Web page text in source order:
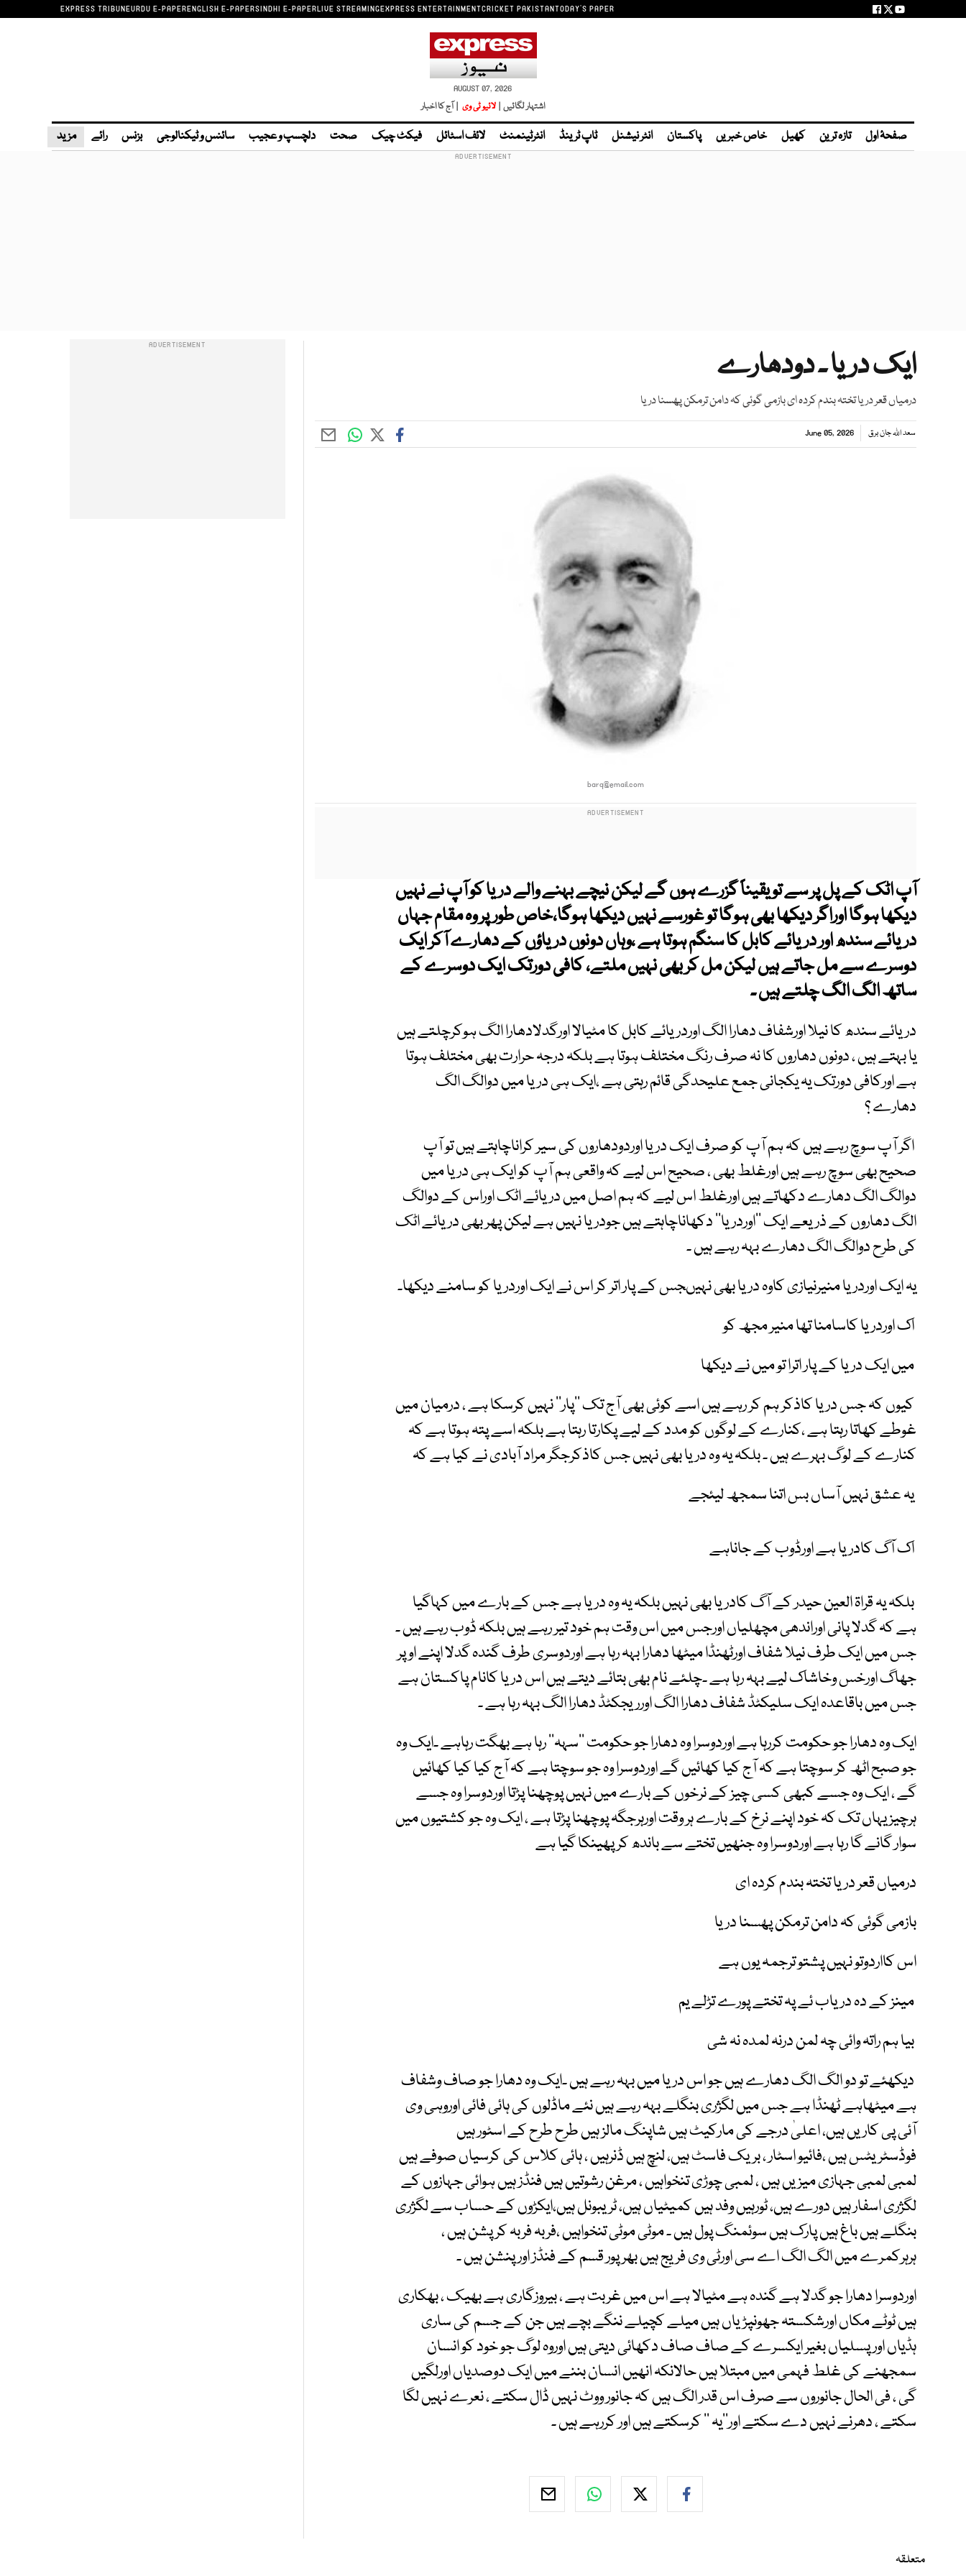
EXPRESS TRIBUNEURDU E-PAPERENGLISH E-PAPERSINDHI E-PAPERLIVE STREAMINGEXPRESS ENTERTAINMENTCRICKET PAKISTANTODAY'S PAPER
AUGUST 07, 2026
اشتہار لگائیں | لائیو ٹی وی | آج کا اخبار
صفحۂ اول تازہ ترین کھیل خاص خبریں پاکستان انٹر نیشنل ٹاپ ٹرینڈ انٹرٹینمنٹ لائف اسٹائل فیکٹ چیک صحت دلچسپ و عجیب سائنس و ٹیکنالوجی بزنس رائے مزید
ایک دریا ۔ دودھارے
درمیاں قعر دریا تختہ بندم کردہ ای بازمی گوئی کہ دامن ترمکن پھسنا دریا
سعد اللہ جان برق June 05, 2026
barq@email.com
آپ اٹک کے پل پر سے تو یقیناً گزرے ہوں گے لیکن نیچے بہنے والے دریا کو آپ نے نہیں
دیکھا ہوگا اوراگر دیکھا بھی ہوگا تو غورسے نہیں دیکھا ہوگا،خاص طورپر وہ مقام جہاں
دریائے سندھ اور دریائے کابل کا سنگم ہوتا ہے ،وہاں دونوں دریاؤں کے دھارے آکر ایک
دوسرے سے مل جاتے ہیں لیکن مل کر بھی نہیں ملتے، کافی دورتک ایک دوسرے کے
ساتھ الگ الگ چلتے ہیں ۔
دریائے سندھ کا نیلا اورشفاف دھارا الگ اوردریائے کابل کا مٹیالا اورگدلادھارا الگ ہوکرچلتے ہیں
یا بہتے ہیں ، دونوں دھاروں کا نہ صرف رنگ مختلف ہوتا ہے بلکہ درجہ حرارت بھی مختلف ہوتا
ہے اورکافی دورتک یہ یکجانی جمع علیحدگی قائم رہتی ہے ،ایک ہی دریا میں دوالگ الگ
دھارے ؟
اگر آپ سوچ رہے ہیں کہ ہم آپ کو صرف ایک دریا اوردودھاروں کی سیر کراناچاہتے ہیں تو آپ
صحیح بھی سوچ رہے ہیں اورغلط بھی ، صحیح اس لیے کہ واقعی ہم آپ کو ایک ہی دریا میں
دوالگ الگ دھارے دکھاتے ہیں اورغلط اس لیے کہ ہم اصل میں دریائے اٹک اوراس کے دوالگ
الگ دھاروں کے ذریعے ایک ’’اوردریا‘‘ دکھاناچاہتے ہیں جودریا نہیں ہے لیکن پھر بھی دریائے اٹک
کی طرح دوالگ الگ دھارے بہہ رہے ہیں ۔
یہ ایک اوردریا منیرنیازی کاوہ دریا بھی نہیںجس کے پار اتر کر اس نے ایک اوردریا کو سامنے دیکھا۔
اک اوردریا کاسامنا تھا منیر مجھ کو
میں ایک دریا کے پار اترا تو میں نے دیکھا
کیوں کہ جس دریا کاذکر ہم کر رہے ہیں اسے کوئی بھی آج تک ’’پار‘‘ نہیں کرسکا ہے ، درمیان میں
غوطے کھاتا رہتا ہے ،کنارے کے لوگوں کو مدد کے لیے پکارتا رہتا ہے بلکہ اسے پتہ ہوتا ہے کہ
کنارے کے لوگ بہرے ہیں ۔ بلکہ یہ وہ دریا بھی نہیں جس کاذکرجگر مراد آبادی نے کیا ہے کہ
یہ عشق نہیں آساں بس اتنا سمجھ لیئجے
اک آگ کادریا ہے اورڈوب کے جاناہے
بلکہ یہ قراۃ العین حیدر کے آگ کادریا بھی نہیں بلکہ یہ وہ دریا ہے جس کے بارے میں کہاگیا
ہے کہ گدلا پانی اوراندھی مچھلیاں اورجس میں اس وقت ہم خود تیر رہے ہیں بلکہ ڈوب رہے ہیں ۔
جس میں ایک طرف نیلا شفاف اورٹھنڈا میٹھا دھارا بہہ رہا ہے اوردوسری طرف گندہ گدلا اپنے اوپر
جھاگ اورخس وخاشاک لیے بہہ رہا ہے ۔چلئے نام بھی بتائے دیتے ہیں اس دریا کانام پاکستان ہے
جس میں باقاعدہ ایک سلیکٹڈ شفاف دھارا الگ اورریجکٹڈ دھارا الگ بہہ رہا ہے ۔
ایک وہ دھارا جو حکومت کررہا ہے اوردوسرا وہ دھارا جو حکومت ’’سہہ‘‘ رہا ہے بھگت رہاہے ۔ایک وہ
جو صبح اٹھ کر سوچتا ہے کہ آج کیا کھائیں گے اوردوسرا وہ جو سوچتا ہے کہ آج کیا کیا کھائیں
گے ، ایک وہ جسے کبھی کسی چیز کے نرخوں کے بارے میں نہیں پوچھنا پڑتا اوردوسرا وہ جسے
ہرچیز یہاں تک کہ خود اپنے نرخ کے بارے ہر وقت اورہرجگہ پوچھنا پڑتا ہے ، ایک وہ جو کشتیوں میں
سوار گانے گا رہا ہے اوردوسرا وہ جنھیں تختے سے باندھ کرپھینکا گیا ہے
درمیاں قعر دریا تختہ بندم کردہ ای
بازمی گوئی کہ دامن ترمکن پھسنا دریا
اس کااردوتو نہیں پشتو ترجمہ یوں ہے
مینز کے دہ دریاب ئے پہ تختے پورے تڑلے یم
بیا ہم راتہ وائی چہ لمن درنہ لمدہ نہ شی
دیکھئے تو دو الگ الگ دھارے ہیں جو اس دریا میں بہہ رہے ہیں ۔ایک وہ دھارا جو صاف وشفاف
ہے میٹھاہے ٹھنڈا ہے جس میں لگژری بنگلے بہہ رہے ہیں نئے ماڈلوں کی ہائی فائی اوروہی وی
آئی پی کاریں ہیں، اعلیٰ درجے کی مارکیٹ ہیں شاپنگ مالز ہیں طرح طرح کے اسٹور ہیں
فوڈسٹریٹس ہیں ،فائیو اسٹار ، بریک فاسٹ ہیں، لنچ ہیں ڈنرہیں ، ہائی کلاس کی کرسیاں صوفے ہیں
لمبی لمبی جہازی میزیں ہیں ، لمبی چوڑی تنخواہیں ، مرغن رشوتیں ہیں فنڈز ہیں ہوائی جہازوں کے
لگژری اسفار ہیں دورے ہیں، ٹورہیں وفد ہیں کمیٹیاں ہیں، ٹریبونل ہیں،ایکڑوں کے حساب سے لگژری
بنگلے ہیں باغ ہیں پارک ہیں سوئمنگ پول ہیں ۔ موٹی موٹی تنخواہیں ،فربہ فربہ کرپشن ہیں ،
ہرہرکمرے میں الگ الگ اے سی اورٹی وی فریج ہیں بھرپور قسم کے فنڈز اورپنشن ہیں ۔
اوردوسرا دھارا جو گدلا ہے گندہ ہے مٹیالا ہے اس میں غربت ہے ، بیروزگاری ہے بھیک ، بھکاری
ہیں ٹوٹے مکاں اورشکستہ جھونپڑیاں ہیں میلے کچیلے ننگے بچے ہیں جن کے جسم کی ساری
ہڈیاں اورپسلیاں بغیر ایکسرے کے صاف صاف دکھائی دیتی ہیں اوروہ لوگ جو خود کو انسان
سمجھنے کی غلط فہمی میں مبتلا ہیں حالانکہ انھیں انسان بننے میں ایک دوصدیاں اورلگیں
گی ، فی الحال جانوروں سے صرف اس قدر الگ ہیں کہ جانور ووٹ نہیں ڈال سکتے ، نعرے نہیں لگا
سکتے ، دھرنے نہیں دے سکتے اور’’یہ ‘‘ کرسکتے ہیں اور کررہے ہیں ۔
متعلقہ